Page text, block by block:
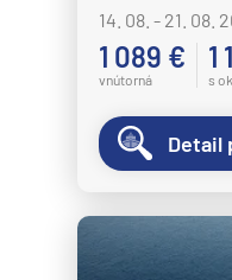
14. 08. - 21. 08.
1 089 €
vnútorná
1
s
Detail